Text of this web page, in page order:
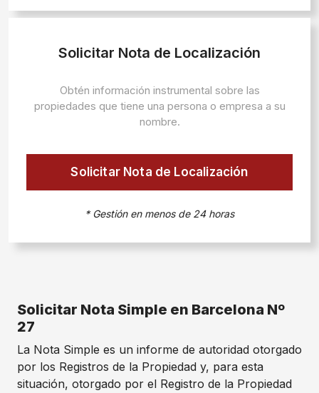
Solicitar Nota de Localización
Obtén información instrumental sobre las
propiedades que tiene una persona o empresa a su
nombre.
Solicitar Nota de Localización
* Gestión en menos de 24 horas
Solicitar Nota Simple en Barcelona Nº
27
La Nota Simple es un informe de autoridad otorgado
por los Registros de la Propiedad y, para esta
situación, otorgado por el Registro de la Propiedad